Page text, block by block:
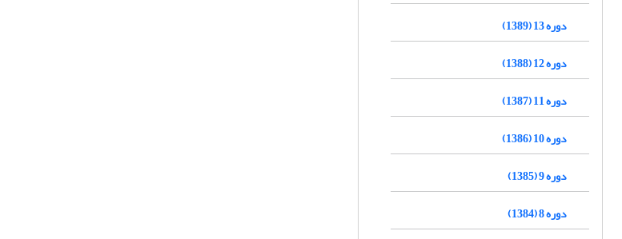
دوره 13 (1389)
دوره 12 (1388)
دوره 11 (1387)
دوره 10 (1386)
دوره 9 (1385)
دوره 8 (1384)